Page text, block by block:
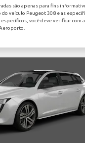
são apenas para fins
veículo Peugeot 308 e as
você deve verificar com